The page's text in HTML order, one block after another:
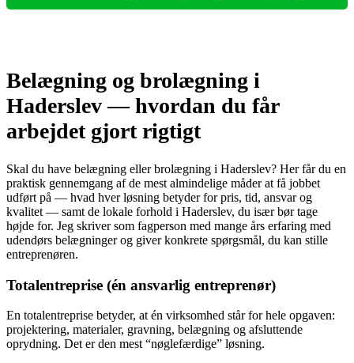
Belægning og brolægning i
Haderslev — hvordan du får
arbejdet gjort rigtigt
Skal du have belægning eller brolægning i Haderslev? Her får du en
praktisk gennemgang af de mest almindelige måder at få jobbet
udført på — hvad hver løsning betyder for pris, tid, ansvar og
kvalitet — samt de lokale forhold i Haderslev, du især bør tage
højde for. Jeg skriver som fagperson med mange års erfaring med
udendørs belægninger og giver konkrete spørgsmål, du kan stille
entreprenøren.
Totalentreprise (én ansvarlig entreprenør)
En totalentreprise betyder, at én virksomhed står for hele opgaven:
projektering, materialer, gravning, belægning og afsluttende
oprydning. Det er den mest “nøglefærdige” løsning.